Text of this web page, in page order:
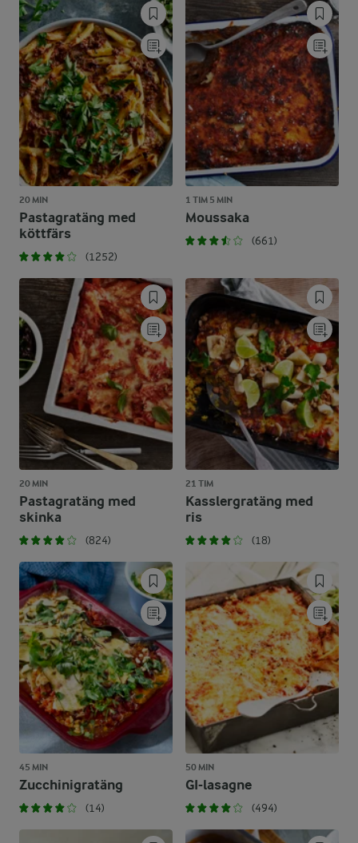
20 MIN
Pastagratäng med
köttfärs
(1252)
1 TIM 5 MIN
Moussaka
(661)
20 MIN
Pastagratäng med
skinka
(824)
21 TIM
Kasslergratäng med
ris
(18)
45 MIN
Zucchinigratäng
(14)
50 MIN
GI-lasagne
(494)